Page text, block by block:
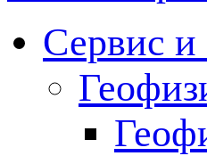
Сервис и